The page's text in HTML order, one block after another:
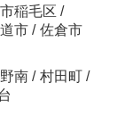
稲毛区 /
市 / 佐倉市
南 / 村田町 /